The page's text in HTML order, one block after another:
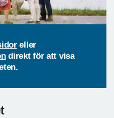
eller
direkt för att visa